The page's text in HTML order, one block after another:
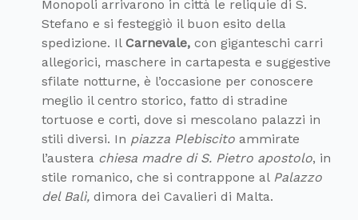
Monopoli arrivarono in città le reliquie di S.
Stefano e si festeggiò il buon esito della
spedizione. IlCarnevale, con giganteschi carri
allegorici, maschere in cartapesta e suggestive
sfilate notturne, è l’occasione per conoscere
meglio il centro storico, fatto di stradine
tortuose e corti, dove si mescolano palazzi in
stili diversi. In piazza Plebiscito ammirate
l’austera chiesa madre di S. Pietro apostolo, in
stile romanico, che si contrappone al Palazzo
del Balì, dimora dei Cavalieri di Malta.